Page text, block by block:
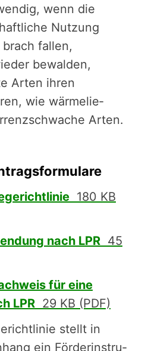
wenn die
Nutzung
fallen,
bewalden,
Arten ihren
wie wärme­lie­
Arten.
180 KB
nach LPR 45
für eine
LPR 29 KB (PDF)
stellt in
ein Förder­in­stru­